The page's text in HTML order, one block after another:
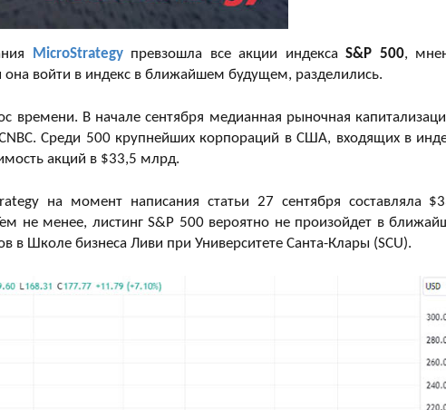
MicroStrategyпревзошла все акции индексаS&P 500,
войти в индекс в ближайшем будущем, разделились.
времени. В начале сентября медианная рыночная
Среди 500 крупнейших корпораций в США, входящих в
акций в $33,5 млрд.
на момент написания статьи 27 сентября составляла
не менее, листинг S&P 500 вероятно не произойдет в
Школе бизнеса Ливи при Университете Санта-Клары (SCU).